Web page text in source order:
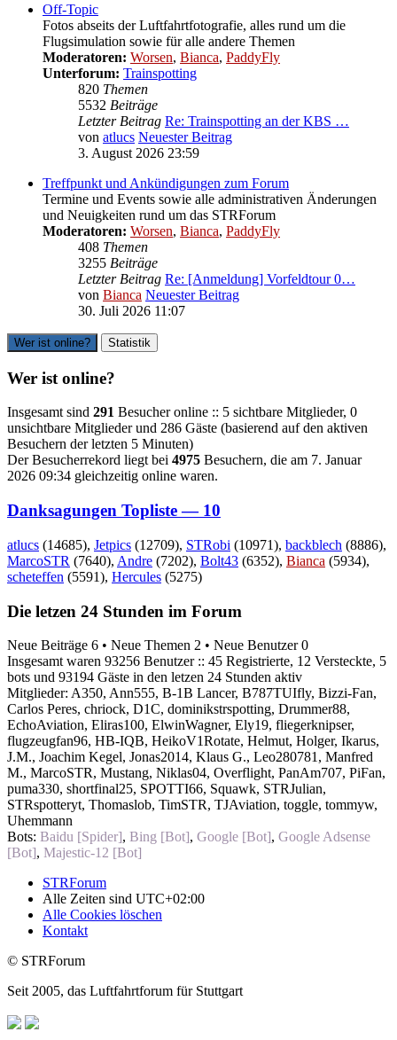
Off-Topic
Fotos abseits der Luftfahrtfotografie, alles rund um die
Flugsimulation sowie für alle andere Themen
Moderatoren: Worsen, Bianca, PaddyFly
Unterforum: Trainspotting
820 Themen
5532 Beiträge
Letzter Beitrag Re: Trainspotting an der KBS …
von atlucs Neuester Beitrag
3. August 2026 23:59
Treffpunkt und Ankündigungen zum Forum
Termine und Events sowie alle administrativen Änderungen
und Neuigkeiten rund um das STRForum
Moderatoren: Worsen, Bianca, PaddyFly
408 Themen
3255 Beiträge
Letzter Beitrag Re: [Anmeldung] Vorfeldtour 0…
von Bianca Neuester Beitrag
30. Juli 2026 11:07
Wer ist online? Statistik
Wer ist online?
Insgesamt sind 291 Besucher online :: 5 sichtbare Mitglieder, 0
unsichtbare Mitglieder und 286 Gäste (basierend auf den aktiven
Besuchern der letzten 5 Minuten)
Der Besucherrekord liegt bei 4975 Besuchern, die am 7. Januar
2026 09:34 gleichzeitig online waren.
Danksagungen Topliste — 10
atlucs (14685), Jetpics (12709), STRobi (10971), backblech (8886),
MarcoSTR (7640), Andre (7202), Bolt43 (6352), Bianca (5934),
scheteffen (5591), Hercules (5275)
Die letzen 24 Stunden im Forum
Neue Beiträge 6 • Neue Themen 2 • Neue Benutzer 0
Insgesamt waren 93256 Benutzer :: 45 Registrierte, 12 Versteckte, 5
bots und 93194 Gäste in den letzen 24 Stunden aktiv
Mitglieder: A350, Ann555, B-1B Lancer, B787TUIfly, Bizzi-Fan,
Carlos Peres, chriock, D1C, dominikstrspotting, Drummer88,
EchoAviation, Eliras100, ElwinWagner, Ely19, fliegerknipser,
flugzeugfan96, HB-IQB, HeikoV1Rotate, Helmut, Holger, Ikarus,
J.M., Joachim Kegel, Jonas2014, Klaus G., Leo280781 , Manfred
M., MarcoSTR, Mustang, Niklas04, Overflight, PanAm707, PiFan,
puma330, shortfinal25, SPOTTI66, Squawk, STRJulian,
STRspotteryt, Thomaslob, TimSTR, TJAviation, toggle, tommyw,
Uhemmann
Bots: Baidu [Spider], Bing [Bot], Google [Bot], Google Adsense
[Bot], Majestic-12 [Bot]
STRForum
Alle Zeiten sind UTC+02:00
Alle Cookies löschen
Kontakt
© STRForum
Seit 2005, das Luftfahrtforum für Stuttgart